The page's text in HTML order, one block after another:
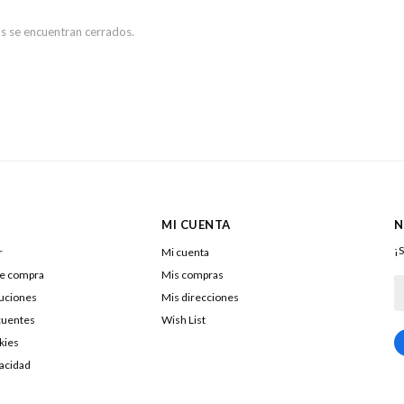
se encuentran cerrados.
compra
MI CUENTA
Mi cuenta
Mis compras
Mis direcciones
Wish List